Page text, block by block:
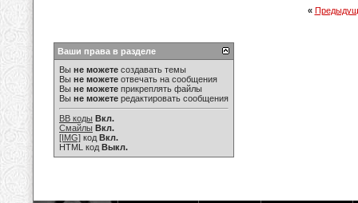
«
Ваши права в разделе
Вы не можете создавать темы
Вы не можете отвечать на сообщения
Вы не можете прикреплять файлы
Вы не можете редактировать сообщения
BB коды Вкл.
Смайлы Вкл.
[IMG] код Вкл.
HTML код Выкл.